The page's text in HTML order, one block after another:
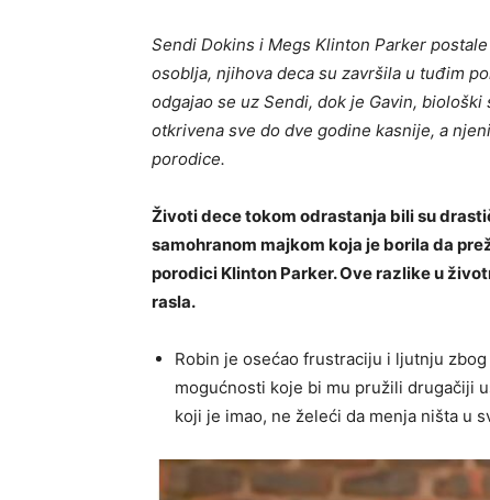
Sendi Dokins i Megs Klinton Parker
osoblja, njihova deca su završila u tuđim
odgajao se uz Sendi, dok je Gavin,
otkrivena sve do dve godine kasnije, a
porodice.
Životi dece tokom odrastanja bili su
samohranom majkom koja je borila da
porodici Klinton Parker. Ove razlike u
rasla.
Robin je osećao frustraciju i ljutnju
mogućnosti koje bi mu pružili drugačiji
koji je imao, ne želeći da menja ništa u